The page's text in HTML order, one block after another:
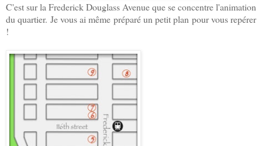
C'est sur la Frederick Douglass Avenue que se concentre l'animation
du quartier. Je vous ai même préparé un petit plan pour vous repérer
!